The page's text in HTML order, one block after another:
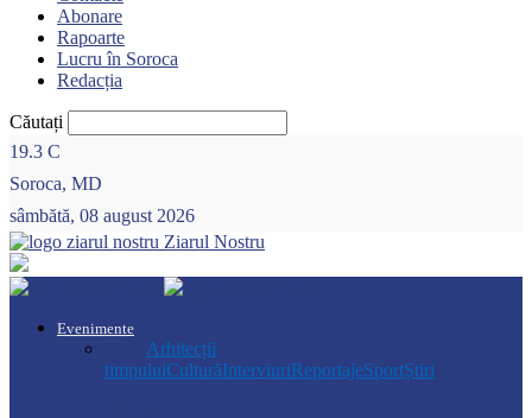
Abonare
Rapoarte
Lucru în Soroca
Redacția
Căutați
19.3 C
Soroca, MD
sâmbătă, 08 august 2026
Ziarul Nostru
Evenimente
Arhitecții
timpuluiCulturăInterviuriReportajeSportȘtiri